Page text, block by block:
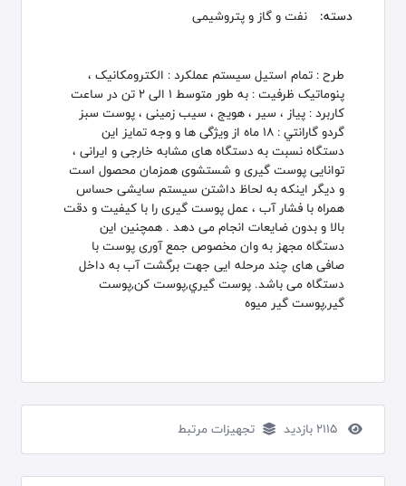
دسته:
نفت و گاز و پتروشیمی
طرح : تمام استیل سیستم عملکرد : الکترومکانیک ،
پنوماتیک ظرفیت : به طور متوسط 1 الی 2 تن در ساعت
کاربرد : پیاز ، سیر ، هویج ، سیب زمینی ، پوست سبز
گردو گارانتي : 18 ماه از ویژگی ها و وجه تمایز این
دستگاه نسبت به دستگاه های مشابه خارجی و ایرانی ،
توانایی پوست گیری و شستشوی همزمان محصول است
و دیگر اینکه به لحاظ داشتن سیستم سایشی حساس
همراه با فشار آب ، عمل پوست گیری را با کیفیت و دقت
بالا و بدون ضایعات انجام می دهد . همچنین این
دستگاه مجهز به وان مخصوص جمع آوری پوست با
صافی های چند مرحله ایی جهت برگشت آب به داخل
دستگاه می باشد. پوست گيري,پوست کن,پوست
گير,پوست گير ميوه
تجهیزات مرتبط